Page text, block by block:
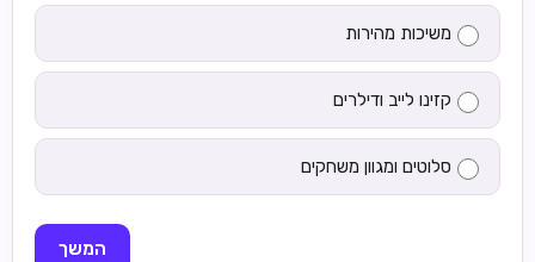
משיכות מהירות
קזינו לייב ודילרים
סלוטים ומגוון משחקים
המשך